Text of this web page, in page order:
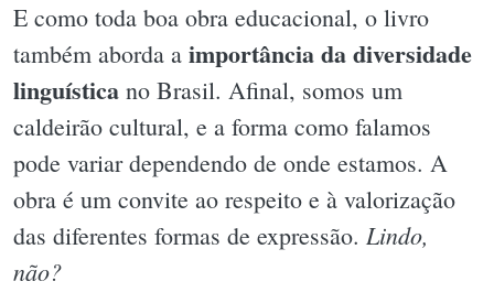
E como toda boa obra educacional, o livro
também aborda a importância da diversidade
linguística no Brasil. Afinal, somos um
caldeirão cultural, e a forma como falamos
pode variar dependendo de onde estamos. A
obra é um convite ao respeito e à valorização
das diferentes formas de expressão. Lindo,
não?